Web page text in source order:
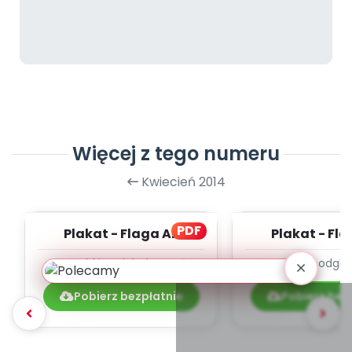
Więcej z tego numeru
Kwiecień 2014
PDF
Plakat - Flaga A2
Szybki podglądstron:1
Pobierz bezpłatnie
Plakat -
Szybki
Pobierz